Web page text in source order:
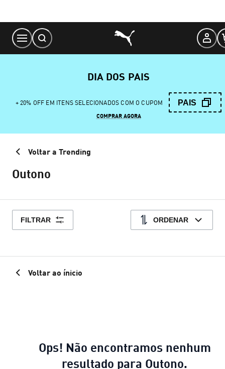
Content
DIA DOS PAIS
+ 20% OFF EM ITENS SELECIONADOS COM O CUPOM PAIS
COMPRAR AGORA
Voltar a Trending
Outono
FILTRAR ORDENAR
Voltar ao ínicio
Ops! Não encontramos nenhum
resultado para Outono.